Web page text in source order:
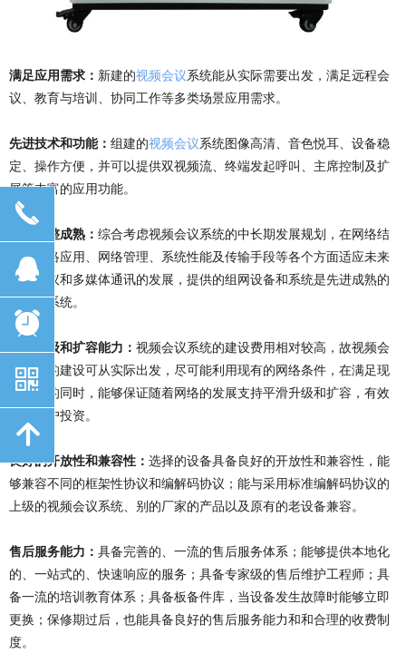
满足应用需求： 新建的视频会议系统能从实际需要出发，满足远程会
议、教育与培训、协同工作等多类场景应用需求。
先进技术和功能： 组建的视频会议系统图像高清、音色悦耳、设备稳
定、操作方便，并可以提供双视频流、终端发起呼叫、主席控制及扩
展等丰富的应用功能。
方案完整成熟： 综合考虑视频会议系统的中长期发展规划，在网络结
构、网络应用、网络管理、系统性能及传输手段等各个方面适应未来
视频会议和多媒体通讯的发展，提供的组网设备和系统是先进成熟的
设备和系统。
平滑升级和扩容能力： 视频会议系统的建设费用相对较高，故视频会
议系统的建设可从实际出发，尽可能利用现有的网络条件，在满足现
有需求的同时，能够保证随着网络的发展支持平滑升级和扩容，有效
保护用户投资。
良好的开放性和兼容性： 选择的设备具备良好的开放性和兼容性，能
够兼容不同的框架性协议和编解码协议；能与采用标准编解码协议的
上级的视频会议系统、别的厂家的产品以及原有的老设备兼容。
售后服务能力： 具备完善的、一流的售后服务体系；能够提供本地化
的、一站式的、快速响应的服务；具备专家级的售后维护工程师；具
备一流的培训教育体系；具备板备件库，当设备发生故障时能够立即
更换；保修期过后，也能具备良好的售后服务能力和和合理的收费制
度。
끅
뀩
뀥
낃
녕